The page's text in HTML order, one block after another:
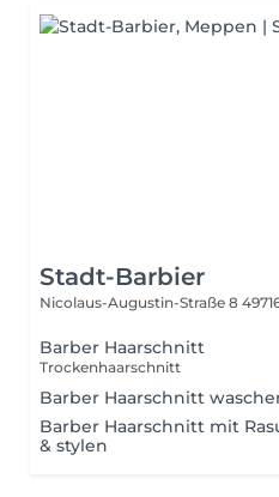
Stadt-Barbier
Nicolaus-Augustin-Straße 8
Barber Haarschnitt
Trockenhaarschnitt
Barber Haarschnitt
Barber Haarschnitt mit
& stylen